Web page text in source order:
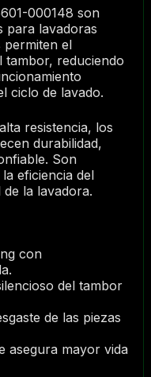
000148 son
para lavadoras
permiten el
tambor, reduciendo
ciclo de lavado.
resistencia, los
durabilidad,
Son
eficiencia del
la lavadora.
con
del tambor
de las piezas
asegura mayor vida